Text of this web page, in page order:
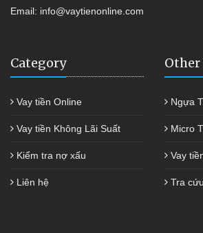
Email: info@vaytienonline.com
Category
Vay tiền Online
Vay tiền Không Lãi Suất
Kiểm tra nợ xấu
Liên hệ
Ngựa
Micro
Vay
Tra